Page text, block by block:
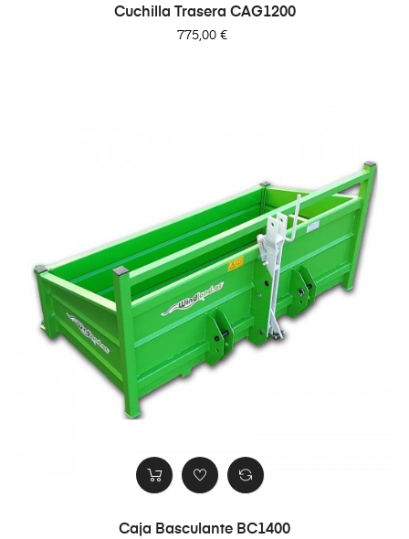
Cuchilla Trasera CAG1200
Precio
775,00 €
Caja Basculante BC1400